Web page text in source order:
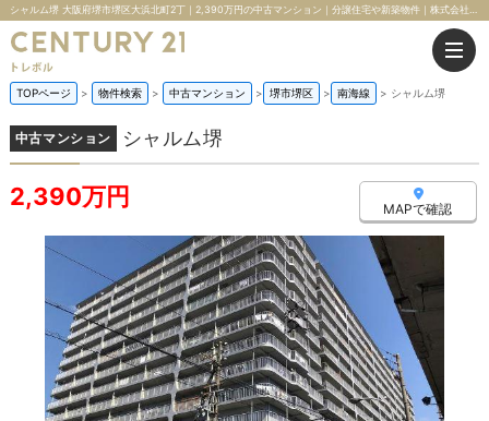
TOPページ 物件検索 中古マンション 堺市堺区 南海線 シャルム堺
中古マンション シャルム堺
2,390万円 MAPで確認